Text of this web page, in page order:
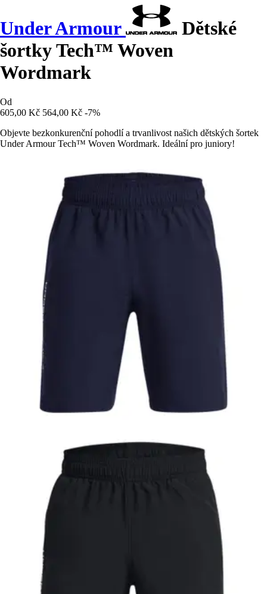
Under Armour
Dětské
šortky Tech™ Woven
Wordmark
Od
605,00 Kč 564,00 Kč -7%
Objevte bezkonkurenční pohodlí a trvanlivost našich dětských šortek
Under Armour Tech™ Woven Wordmark. Ideální pro juniory!